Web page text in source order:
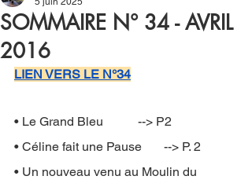
SOMMAIRE N° 34 - AVRIL
2016
LIEN VERS LE N°34
• Le Grand Bleu           --> P2
• Céline fait une Pause       --> P. 2
• Un nouveau venu au Moulin du